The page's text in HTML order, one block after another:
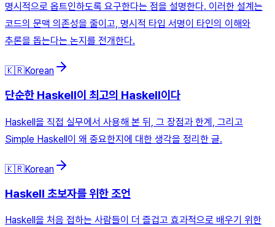
명시적으로 옵트인하도록 요구한다는 점을 설명한다. 이러한 설계는
코드의 문맥 의존성을 줄이고, 명시적 타입 서명이 타인의 이해와
추론을 돕는다는 논지를 전개한다.
🇰🇷Korean
단순한 Haskell이 최고의 Haskell이다
Haskell을 직접 실무에서 사용해 본 뒤, 그 장점과 한계, 그리고
Simple Haskell이 왜 중요한지에 대한 생각을 정리한 글.
🇰🇷Korean
Haskell 초보자를 위한 조언
Haskell을 처음 접하는 사람들이 더 즐겁고 효과적으로 배우기 위한